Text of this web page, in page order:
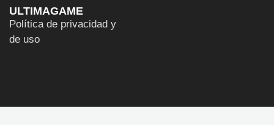
ULTIMAGAME
Política de privacidad y
de uso